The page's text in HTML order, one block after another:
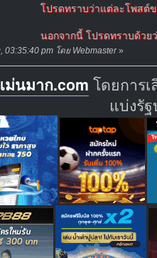
โปรดทราบว่าแต่ละโพสต์ของคุณ
นอกจากนี้ โปรดทราบด้วยว่าซอฟ
pm โดย Webmaster»
ม่นมาก.com โดยการ
แบ่งรั